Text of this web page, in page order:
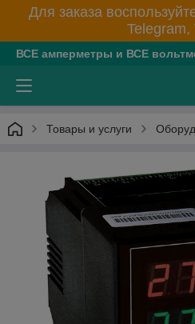
Для заказа
Telegram,
ВСЕ амперметры и ВСЕ
Товары и услуги